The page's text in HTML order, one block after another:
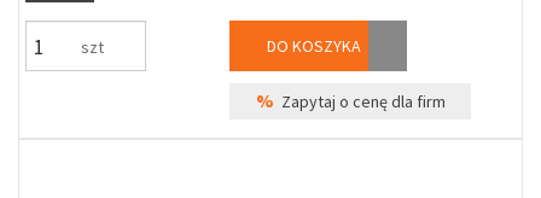
szt DO KOSZYKA
% Zapytaj o cenę dla firm